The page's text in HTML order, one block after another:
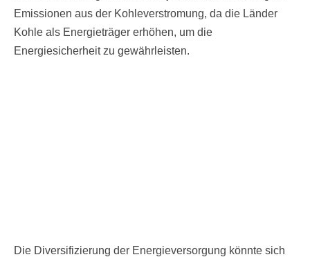
Emissionen aus der Kohleverstromung, da die Länder
Kohle als Energieträger erhöhen, um die
Energiesicherheit zu gewährleisten.
Die Diversifizierung der Energieversorgung könnte sich